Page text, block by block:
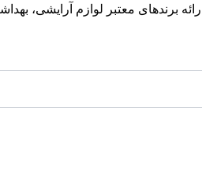
معتبر لوازم آرایشی،